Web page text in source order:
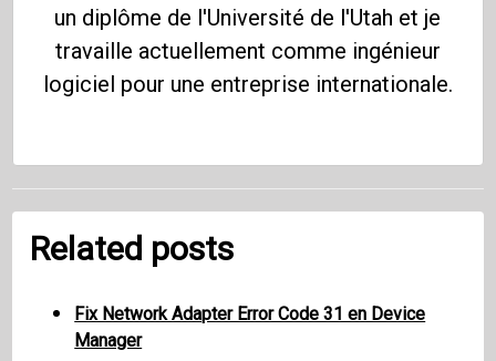
un diplôme de l'Université de l'Utah et je
travaille actuellement comme ingénieur
logiciel pour une entreprise internationale.
Related posts
Fix Network Adapter Error Code 31 en Device
Manager